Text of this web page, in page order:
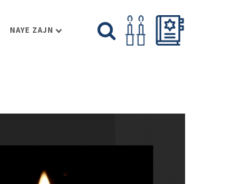
NAYE ZAJN